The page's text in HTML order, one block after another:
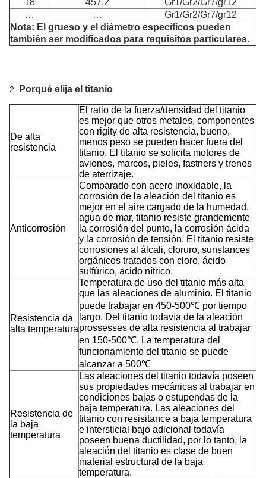
18 457,2
Gr1/Gr2/Gr7/gr12
…
…
Gr1/Gr2/Gr7/gr12
Nota: El grueso y el diámetro específicos pueden
también ser modificados para requisitos particulares.
2. Porqué elija el titanio
De alta
resistencia
El ratio de la fuerza/densidad del titanio
es mejor que otros metales, componentes
con rigity de alta resistencia, bueno,
menos peso se pueden hacer fuera del
titanio. El titanio se solicita motores de
aviones, marcos, pieles, fastners y trenes
de aterrizaje.
Anticorrosión
Comparado con acero inoxidable, la
corrosión de la aleación del titanio es
mejor en el aire cargado de la humedad,
agua de mar, titanio resiste grandemente
la corrosión del punto, la corrosión ácida
y la corrosión de tensión. El titanio resiste
corrosiones al álcali, cloruro, sunstances
orgánicos tratados con cloro, ácido
sulfúrico, ácido nítrico.
Resistencia da
alta temperatura
Temperatura de uso del titanio más alta
que las aleaciones de aluminio. El titanio
puede trabajar en 450-500℃ por tiempo
largo. Del titanio todavía de la aleación
prossesses de alta resistencia al trabajar
en 150-500℃. La temperatura del
funcionamiento del titanio se puede
alcanzar a 500℃
Resistencia de
la baja
temperatura
Las aleaciones del titanio todavía poseen
sus propiedades mecánicas al trabajar en
condiciones bajas o estupendas de la
baja temperatura. Las aleaciones del
titanio con resisitance a baja temperatura
e intersticial bajo adicional todavía
poseen buena ductilidad, por lo tanto, la
aleación del titanio es clase de buen
material estructural de la baja
temperatura.